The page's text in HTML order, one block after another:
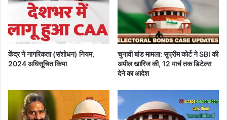
क
बी
च
ड़
क
पि
केंद्र ने नागरिकता (संशोधन) नियम,
2024 अधिसूचित किया
चुनावी बांड मामला: सुप्रीम कोर्ट ने SBI की
अपील खारिज की, 12 मार्च तक डिटेल्स
देने का आदेश